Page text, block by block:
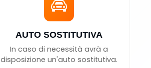
AUTO SOSTITUTIVA
In caso di necessità avrà a
disposizione un'auto sostitutiva.